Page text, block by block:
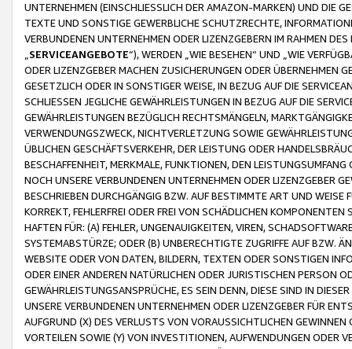
UNTERNEHMEN (EINSCHLIESSLICH DER AMAZON-MARKEN) UND DIE
TEXTE UND SONSTIGE GEWERBLICHE SCHUTZRECHTE,
VERBUNDENEN UNTERNEHMEN ODER LIZENZGEBERN IM RAHMEN
SERVICEANGEBOTE“), WERDEN „WIE BESEHEN“ UND „WIE
ODER LIZENZGEBER MACHEN ZUSICHERUNGEN ODER ÜBERNEHMEN
GESETZLICH ODER IN SONSTIGER WEISE, IN BEZUG AUF DIE
SCHLIESSEN JEGLICHE GEWÄHRLEISTUNGEN IN BEZUG AUF DIE
GEWÄHRLEISTUNGEN BEZÜGLICH RECHTSMÄNGELN,
VERWENDUNGSZWECK, NICHTVERLETZUNG SOWIE
ÜBLICHEN GESCHÄFTSVERKEHR, DER LEISTUNG ODER
BESCHAFFENHEIT, MERKMALE, FUNKTIONEN, DEN
NOCH UNSERE VERBUNDENEN UNTERNEHMEN ODER LIZENZGEBER
BESCHRIEBEN DURCHGÄNGIG BZW. AUF BESTIMMTE ART UND
KORREKT, FEHLERFREI ODER FREI VON SCHÄDLICHEN
HAFTEN FÜR: (A) FEHLER, UNGENAUIGKEITEN, VIREN,
SYSTEMABSTÜRZE; ODER (B) UNBERECHTIGTE ZUGRIFFE AUF BZW.
WEBSITE ODER VON DATEN, BILDERN, TEXTEN ODER SONSTIGEN
ODER EINER ANDEREN NATÜRLICHEN ODER JURISTISCHEN PERSON
GEWÄHRLEISTUNGSANSPRÜCHE, ES SEIN DENN, DIESE SIND IN
UNSERE VERBUNDENEN UNTERNEHMEN ODER LIZENZGEBER FÜR
AUFGRUND (X) DES VERLUSTS VON VORAUSSICHTLICHEN
VORTEILEN SOWIE (Y) VON INVESTITIONEN, AUFWENDUNGEN ODER